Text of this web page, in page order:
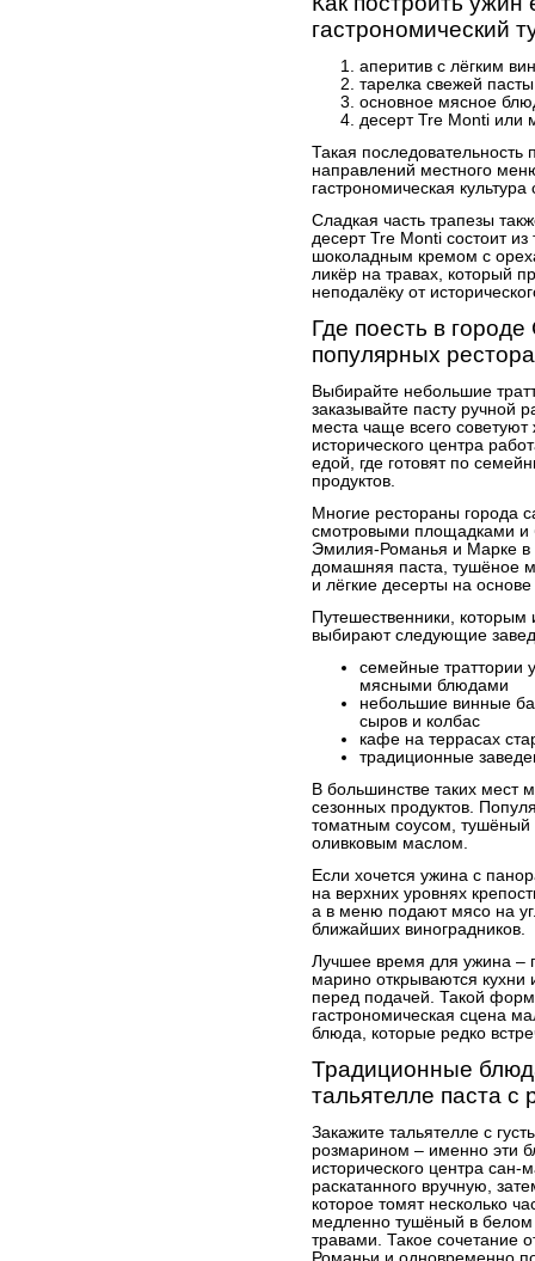
гастрономический
аперитив с лёгким
тарелка свежей
основное мясное
десерт Tre Monti или
Такая последовательность
направлений местного
гастрономическая
Сладкая часть трапезы
десерт Tre Monti состоит
шоколадным кремом с
ликёр на травах, который
неподалёку от
Где поесть в
популярных
Выбирайте небольшие
заказывайте пасту ручной
места чаще всего
исторического центра
едой, где готовят по
продуктов.
Многие рестораны города
смотровыми площадками и
Эмилия-Романья и Марке в
домашняя паста, тушёное
и лёгкие десерты на
Путешественники, которым
выбирают следующие
семейные траттории
мясными блюдами
небольшие винные
сыров и колбас
кафе на террасах
традиционные
В большинстве таких мест
сезонных продуктов.
томатным соусом, тушёный
оливковым маслом.
Если хочется ужина с
на верхних уровнях
а в меню подают мясо на
ближайших виноградников.
Лучшее время для ужина –
марино открываются кухни
перед подачей. Такой
гастрономическая сцена
блюда, которые редко
Традиционные
тальятелле паста с
Закажите тальятелле с
розмарином – именно эти
исторического центра сан-
раскатанного вручную,
которое томят несколько
медленно тушёный в
травами. Такое сочетание